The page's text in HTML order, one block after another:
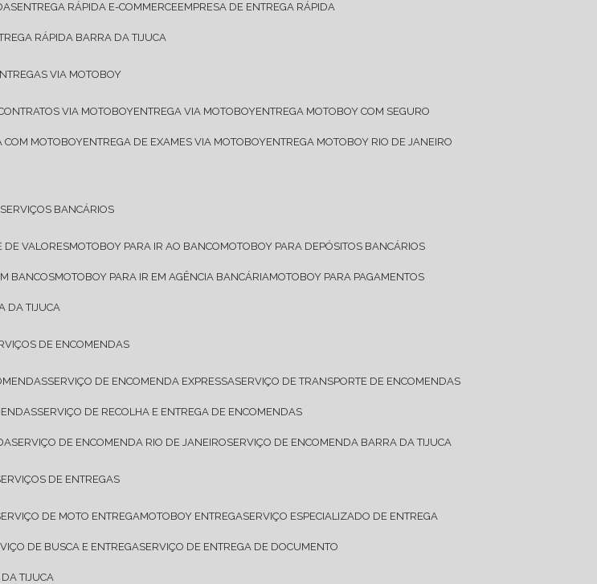
ENTREGA RÁPIDA E-COMMERCE EMPRESA DE ENTREGA RÁPIDA
RÁPIDA BARRA DA TIJUCA
ENTREGAS VIA MOTOBOY
VIA MOTOBOY ENTREGA VIA MOTOBOY ENTREGA MOTOBOY COM SEGURO
COM MOTOBOY ENTREGA DE EXAMES VIA MOTOBOY ENTREGA MOTOBOY RIO DE JANEIRO
SERVIÇOS BANCÁRIOS
DE VALORES MOTOBOY PARA IR AO BANCO MOTOBOY PARA DEPÓSITOS BANCÁRIOS
BANCOS MOTOBOY PARA IR EM AGÊNCIA BANCÁRIA MOTOBOY PARA PAGAMENTOS
DA TIJUCA
DE ENCOMENDAS
SERVIÇO DE ENCOMENDA EXPRESSA SERVIÇO DE TRANSPORTE DE ENCOMENDAS
SERVIÇO DE RECOLHA E ENTREGA DE ENCOMENDAS
SERVIÇO DE ENCOMENDA RIO DE JANEIRO SERVIÇO DE ENCOMENDA BARRA DA TIJUCA
SERVIÇOS DE ENTREGAS
SERVIÇO DE MOTO ENTREGA MOTOBOY ENTREGA SERVIÇO ESPECIALIZADO DE ENTREGA
DE BUSCA E ENTREGA SERVIÇO DE ENTREGA DE DOCUMENTO
DA TIJUCA